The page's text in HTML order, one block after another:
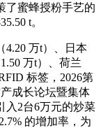
了蜜蜂授粉手艺的
t。
万t）、日本
万t）、荷兰
标签，2026第
成长论坛暨集体
入2台6万元的炒菜
的增加率，为